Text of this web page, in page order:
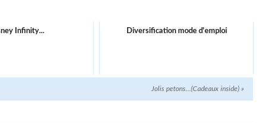
Infinity... Diversification mode d'emploi
Jolis petons…(Cadeaux inside) »